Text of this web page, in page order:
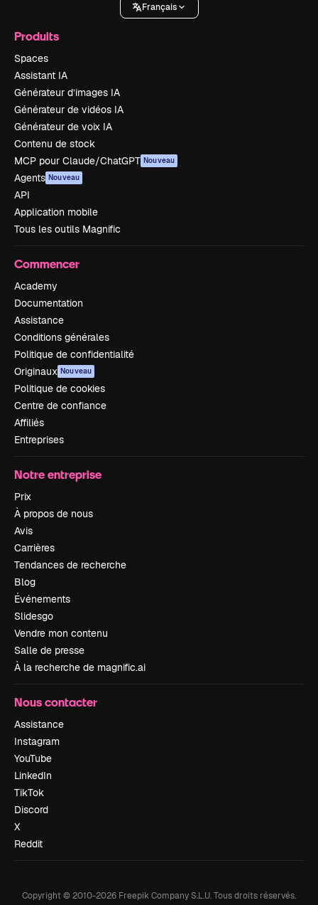
Français
Produits
Spaces
Assistant IA
Générateur d’images IA
Générateur de vidéos IA
Générateur de voix IA
Contenu de stock
MCP pour Claude/ChatGPT Nouveau
Agents Nouveau
API
Application mobile
Tous les outils Magnific
Commencer
Academy
Documentation
Assistance
Conditions générales
Politique de confidentialité
Originaux Nouveau
Politique de cookies
Centre de confiance
Affiliés
Entreprises
Notre entreprise
Prix
À propos de nous
Avis
Carrières
Tendances de recherche
Blog
Événements
Slidesgo
Vendre mon contenu
Salle de presse
À la recherche de magnific.ai
Nous contacter
Assistance
Instagram
YouTube
LinkedIn
TikTok
Discord
X
Reddit
Copyright © 2010-2026 Freepik Company S.L.U.Tous droits réservés.